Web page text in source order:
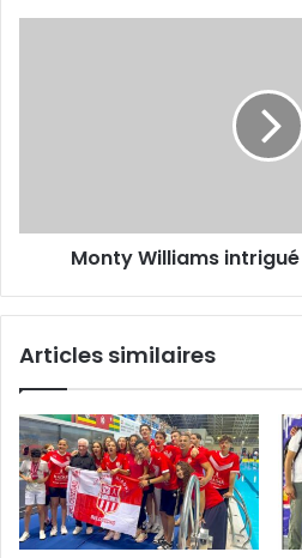
Monty Williams
Articles similaires